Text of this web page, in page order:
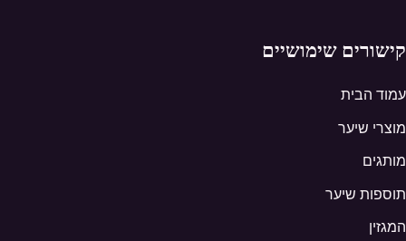
קישורים שימושיים
עמוד הבית
מוצרי שיער
מותגים
תוספות שיער
המגזין